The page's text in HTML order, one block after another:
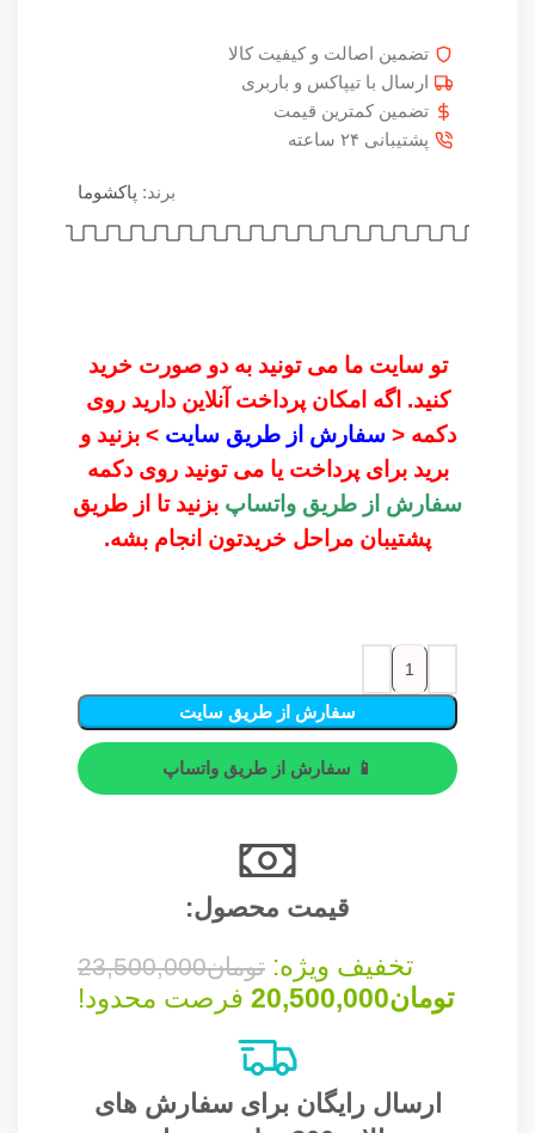
تضمین اصالت و کیفیت کالا
ارسال با تیپاکس و باربری
تضمین کمترین قیمت
پشتیبانی ۲۴ ساعته
برند: پاکشوما
تو سایت ما می تونید به دو صورت خرید
کنید. اگه امکان پرداخت آنلاین دارید روی
دکمه <سفارش از طریق سایت> بزنید و
برید برای پرداخت یا می تونید روی دکمه
سفارش از طریق واتساپ بزنید تا از طریق
پشتیبان مراحل خریدتون انجام بشه.
سفارش از طریق سایت
📱 سفارش از طریق واتساپ
قیمت محصول:​
تخفیف ویژه: تومان23,500,000
تومان20,500,000 فرصت محدود!
ارسال رایگان برای سفارش های